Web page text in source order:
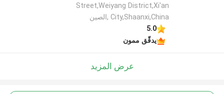
Street,Weiyang District,Xi'an
City,Shaanxi,China ,الصين
5.0
يدقّق ممون
عرض المزيد